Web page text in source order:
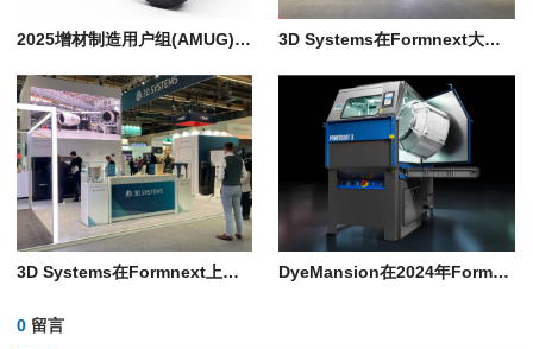
2025增材制造用户组(AMUG)会议即将拉开帷幕：汽车与增材制造的完美结合 3D Systems在Formnext大放异彩：推动金属、聚合物打印
3D Systems在Formnext上推出新技术和合作伙伴关系 DyeMansion在2024年Formnext展会上首次推出聚合物后处理解决方案
0 留言